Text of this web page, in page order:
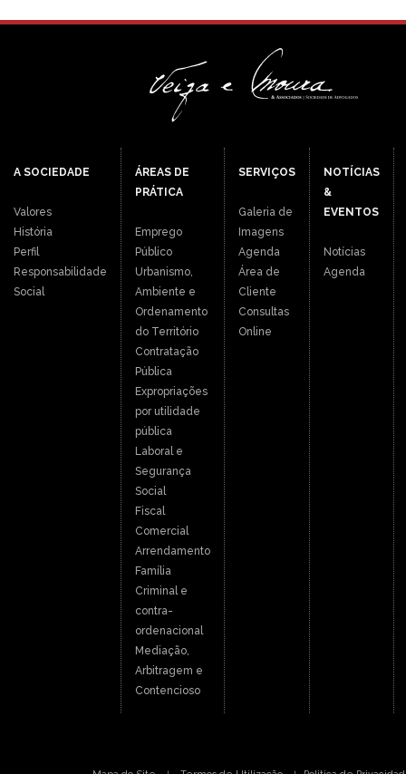
A SOCIEDADE
Valores
História
Perfil
Responsabilidade
Social
ÁREAS DE
PRÁTICA
Emprego
Público
Urbanismo,
Ambiente e
Ordenamento
do Território
Contratação
Pública
Expropriações
por utilidade
pública
Laboral e
Segurança
Social
Fiscal
Comercial
Arrendamento
Família
Criminal e
contra-
ordenacional
Mediação,
Arbitragem e
Contencioso
SERVIÇOS
Galeria de
Imagens
Agenda
Área de
Cliente
Consultas
Online
NOTÍCIAS
&
EVENTOS
Notícias
Agenda